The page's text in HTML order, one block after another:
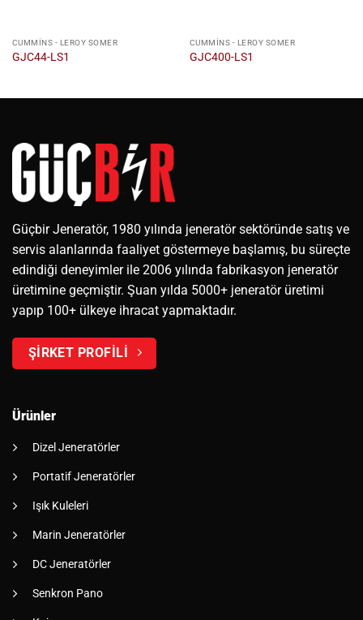
CUMMINS - LEROY SOMER
GJC44-LS1
CUMMINS - LEROY SOMER
GJC400-LS1
Güçbir Jeneratör, 1980 yılında jeneratör sektöründe satış ve
servis alanlarında faaliyet göstermeye başlamış, bu süreçte
edindiği deneyimler ile 2006 yılında fabrikasyon jeneratör
üretimine geçmiştir. Şuan yılda 5000+ jeneratör üretimi
yapıp 100+ ülkeye ihracat yapmaktadır.
ŞİRKET PROFİLİ
Ürünler
Dizel Jeneratörler
Portatif Jeneratörler
Işık Kuleleri
Marin Jeneratörler
DC Jeneratörler
Senkron Pano